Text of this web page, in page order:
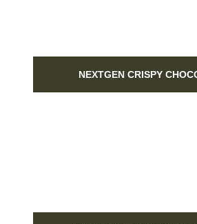
NEXTGEN CRISPY